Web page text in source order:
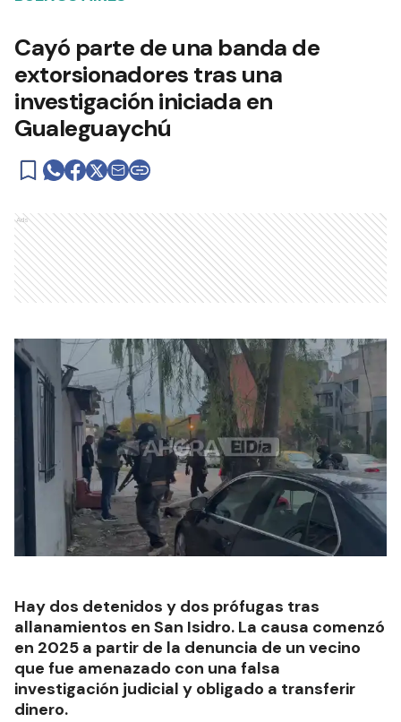
Cayó parte de una banda de
extorsionadores tras una
investigación iniciada en
Gualeguaychú
Ads
Hay dos detenidos y dos prófugas tras
allanamientos en San Isidro. La causa comenzó
en 2025 a partir de la denuncia de un vecino
que fue amenazado con una falsa
investigación judicial y obligado a transferir
dinero.